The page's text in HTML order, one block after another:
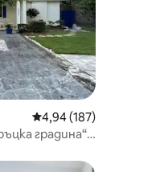
Средна оценка: 4,94
4,94 (187)
градина“ –